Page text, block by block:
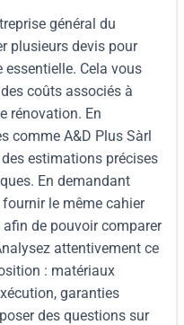
général du
plusieurs devis pour
Cela vous
coûts associés à
rénovation. En
comme A&D Plus Sàrl
estimations précises
En demandant
le même cahier
de pouvoir comparer
attentivement ce
: matériaux
garanties
des questions sur